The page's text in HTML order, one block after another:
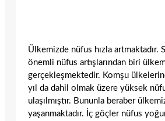
Ülkemizde nüfus hızla artmaktadır.
önemli nüfus artışlarından biri
gerçekleşmektedir. Komşu
yıl da dahil olmak üzere yüksek
ulaşılmıştır. Bununla beraber
yaşanmaktadır. İç göçler nüfus